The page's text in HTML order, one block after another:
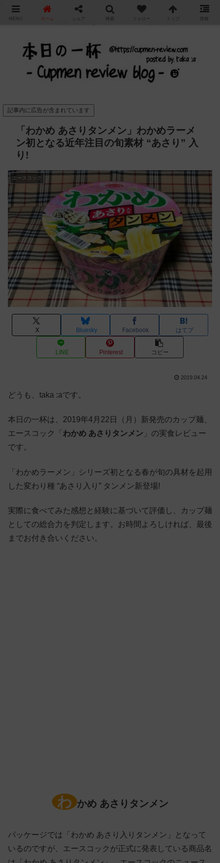
カップ麺の新商品をレビュー / アレンジするブログ
記事内に広告が含まれています
「わかめ あさりタンメン」わかめラーメ
ン初となる近年注目の旬素材 “あさり” 入
り!
エースコック
X Bluesky Facebook はてブ
LINE Pinterest コピー
2019.04.24
どうも、taka :aです。
本日の一杯は、2019年4月22日（月）新発売のカップ麺、
エースコック「 わかめ あさりタンメン 」の実食レビュー
です。
「わかめラーメン」シリーズ初となる春が旬の具材を起用
した変わり種 “あさり入り” タンメン新登場!
実際に食べてみた感想と経験に基づいて評価し、カップ麺
としての総合力を判定します。お時間よろしければ、最後
までお付き合いください。
わ かめ あさりタンメン
パッケージでは「わかめ あさり入りタンメン」となって
いるのですが、エースコックが正式に発表している商品名
MENU ホーム シェア 検索 フォロー トップ 情報